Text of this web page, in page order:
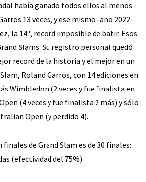
había ganado todos ellos al menos
13 veces, y ese mismo -año 2022-
la 14ª, record imposible de batir. Esos
Slams. Su registro personal quedó
record de la historia y el mejor en un
Roland Garros, con 14 ediciones en
Wimbledon (2 veces y fue finalista en
(4 veces y fue finalista 2 más) y sólo
Open (y perdido 4).
finales de Grand Slam es de 30 finales:
(efectividad del 75%).